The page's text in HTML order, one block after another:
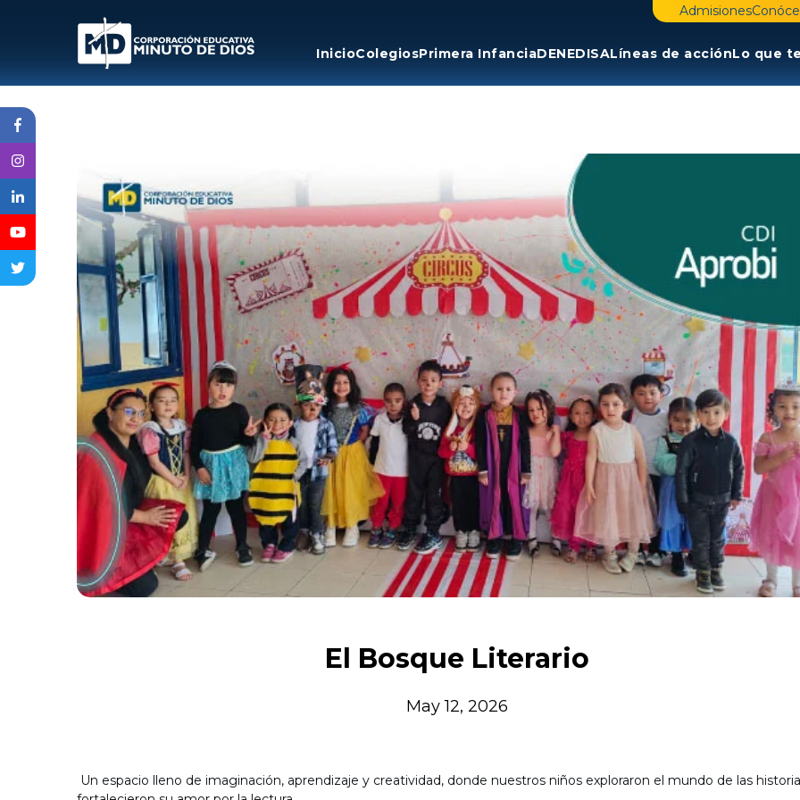
Admisiones
InicioColegiosPrimera InfanciaDENEDISALíneas de acciónLo que
El Bosque Literario
May 12, 2026
Un espacio lleno de imaginación, aprendizaje y creatividad, donde nuestros niños exploraron el mundo de las